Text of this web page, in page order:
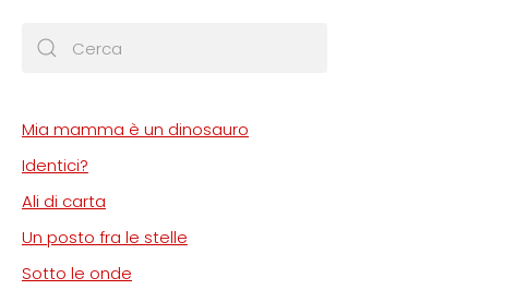
Mia mamma è un dinosauro
Identici?
Ali di carta
Un posto fra le stelle
Sotto le onde